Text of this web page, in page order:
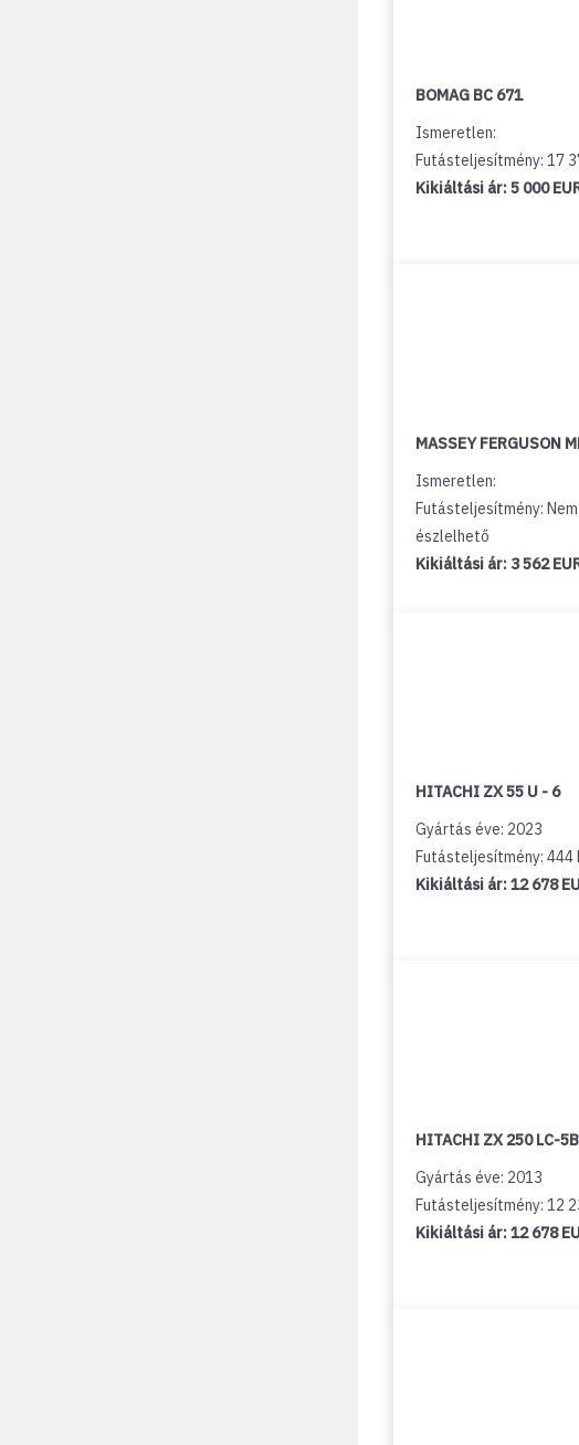
BOMAG BC 671
Ismeretlen:
Futásteljesítmény: 17
Kikiáltási ár:5 000
MASSEY FERGUSON
Ismeretlen:
Futásteljesítmény: Nem
észlelhető
Kikiáltási ár: 3 562
HITACHI ZX 55 U - 6
Gyártás éve: 2023
Futásteljesítmény: 444
Kikiáltási ár:12 678
HITACHI ZX 250 LC-5B
Gyártás éve: 2013
Futásteljesítmény: 12
Kikiáltási ár:12 678